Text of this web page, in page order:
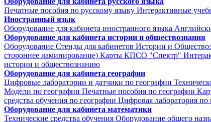
Печатные пособия по русскому языку Интерактивные
Иностранный язык
Оборудование для кабинета иностранного языка
Оборудование для кабинета истории и обществознания
Оборудование Стенды для кабинетов Истории и
стороннее ламинирование) Карты КПСО "Спектр"
истории и обществознанию
Оборудование для кабинета географии
Цифровые лаборатории и датчики по географии
Модели по географии Печатные пособия по географии
средства обучения по географии Цифровая лаборатория по
Оборудование для кабинета математики
Технические средства обучения Оборудование общего